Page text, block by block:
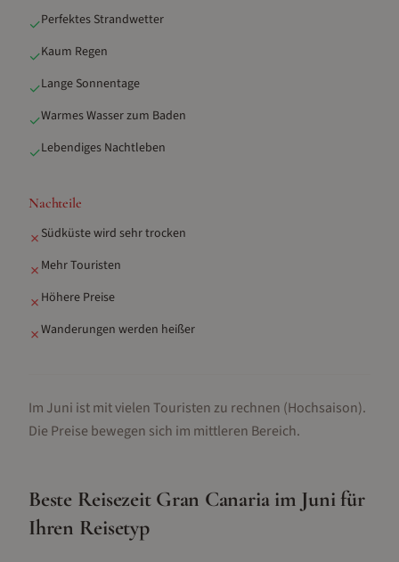
✓Perfektes Strandwetter
✓Kaum Regen
✓Lange Sonnentage
✓Warmes Wasser zum Baden
✓Lebendiges Nachtleben
Nachteile
✗ Südküste wird sehr trocken
✗ Mehr Touristen
✗ Höhere Preise
✗Wanderungen werden heißer
Im Juni ist mit vielen Touristen zu rechnen (Hochsaison).
Die Preise bewegen sich im mittleren Bereich.
Beste Reisezeit Gran Canariaim Junifür
Ihren Reisetyp